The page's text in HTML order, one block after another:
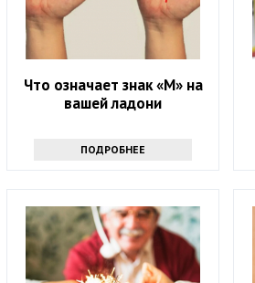
Что означает знак «М» на
вашей ладони
ПОДРОБНЕЕ